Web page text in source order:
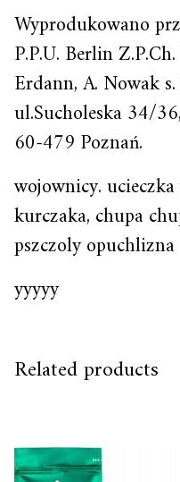
Wyprodukowano
P.P.U. Berlin
Erdann, A. Nowak s.
ul.Sucholeska 34/36,
60-479 Poznań.
wojownicy.
kurczaka, chupa
pszczoly opuchlizna
yyyyy
Related products